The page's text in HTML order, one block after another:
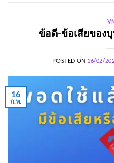
ข้อดี-ข้อเสียของ
POSTED ON 16/02/
16
ก.พ.